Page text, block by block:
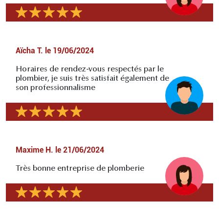
Aïcha T. le 19/06/2024
Horaires de rendez-vous respectés par le
plombier, je suis très satisfait également de
son professionnalisme
Maxime H. le 21/06/2024
Très bonne entreprise de plomberie